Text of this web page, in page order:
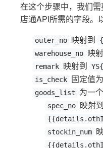
在这个步骤中，我们
店通API所需的字段。
outer_no 映射到
warehouse_no 映
remark 映射到
is_check 固定值为
goods_list
为一
spec_no 映射到
stockin_num